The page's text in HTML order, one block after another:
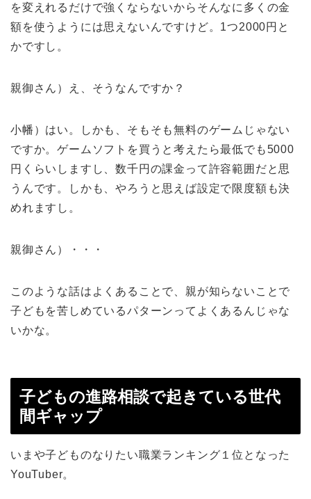
を変えれるだけで強くならないからそんなに多くの金
額を使うようには思えないんですけど。1つ2000円と
かですし。
親御さん）え、そうなんですか？
小幡）はい。しかも、そもそも無料のゲームじゃない
ですか。ゲームソフトを買うと考えたら最低でも5000
円くらいしますし、数千円の課金って許容範囲だと思
うんです。しかも、やろうと思えば設定で限度額も決
めれますし。
親御さん）・・・
このような話はよくあることで、親が知らないことで
子どもを苦しめているパターンってよくあるんじゃな
いかな。
子どもの進路相談で起きている世代
間ギャップ
いまや子どものなりたい職業ランキング１位となった
YouTuber。